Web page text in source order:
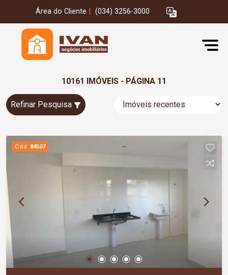
Área do Cliente (034) 3256-3000
10161 IMÓVEIS - PÁGINA 11
Refinar Pesquisa
Cód. 84507